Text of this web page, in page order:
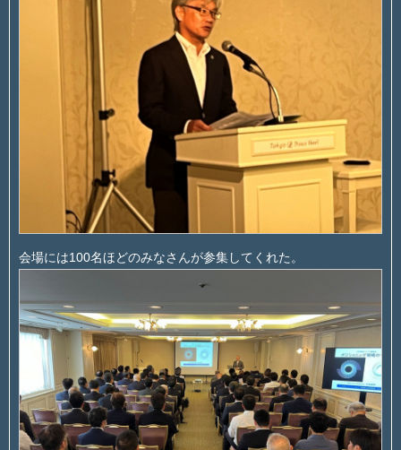
会場には100名ほどのみなさんが参集してくれた。